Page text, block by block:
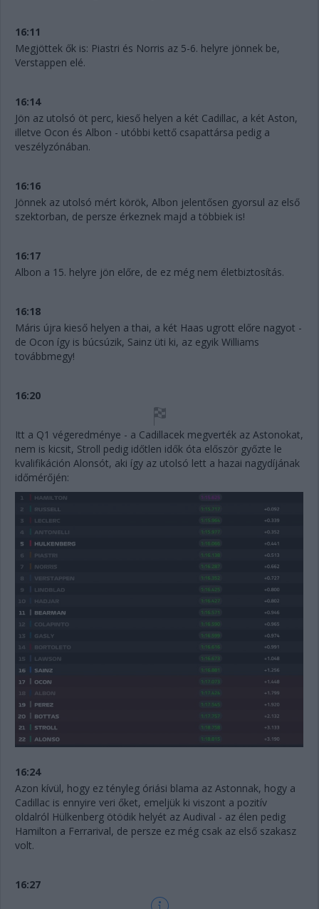
16:11
Megjöttek ők is: Piastri és Norris az 5-6. helyre jönnek be,
Verstappen elé.
16:14
Jön az utolsó öt perc, kieső helyen a két Cadillac, a két Aston,
illetve Ocon és Albon - utóbbi kettő csapattársa pedig a
veszélyzónában.
16:16
Jönnek az utolsó mért körök, Albon jelentősen gyorsul az első
szektorban, de persze érkeznek majd a többiek is!
16:17
Albon a 15. helyre jön előre, de ez még nem életbiztosítás.
16:18
Máris újra kieső helyen a thai, a két Haas ugrott előre nagyot -
de Ocon így is búcsúzik, Sainz üti ki, az egyik Williams
továbbmegy!
16:20
Itt a Q1 végeredménye - a Cadillacek megverték az Astonokat,
nem is kicsit, Stroll pedig időtlen idők óta először győzte le
kvalifikáción Alonsót, aki így az utolsó lett a hazai nagydíjának
időmérőjén:
16:24
Azon kívül, hogy ez tényleg óriási blama az Astonnak, hogy a
Cadillac is ennyire veri őket, emeljük ki viszont a pozitív
oldalról Hülkenberg ötödik helyét az Audival - az élen pedig
Hamilton a Ferrarival, de persze ez még csak az első szakasz
volt.
16:27